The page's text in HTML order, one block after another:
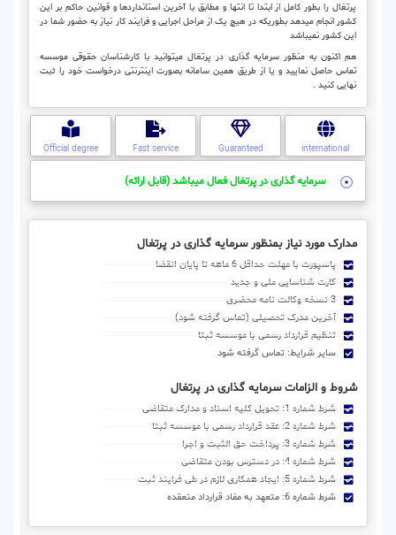
پرتغال را بطور کامل از ابتدا تا انتها و مطابق با آخرین استانداردها و قوانین حاکم بر این
کشور انجام میدهد بطوریکه در هیچ یک از مراحل اجرایی و فرایند کار نیاز به حضور شما در
این کشور نمیباشد
هم اکنون به منظور سرمایه گذاری در پرتغال میتوانید با کارشناسان حقوقی موسسه
تماس حاصل نمایید و یا از طریق همین سامانه بصورت اینترنتی درخواست خود را ثبت
نهایی کنید .
international
Guaranteed
Fast service
Official degree
سرمایه گذاری در پرتغال فعال میباشد (قابل ارائه)
مدارک مورد نیاز بمنظور سرمایه گذاری در پرتغال
پاسپورت با مهلت حداقل 6 ماهه تا پایان انقضا
کارت شناسایی ملی و جدید
3 نسخه وکالت نامه محضری
آخرین مدرک تحصیلی (تماس گرفته شود)
تنظیم قرارداد رسمی با موسسه ثبتا
سایر شرایط: تماس گرفته شود
شروط و الزامات سرمایه گذاری در پرتغال
شرط شماره 1: تحویل کلیه اسناد و مدارک متقاضی
شرط شماره 2: عقد قرارداد رسمی با موسسه ثبتا
شرط شماره 3: پرداخت حق الثبت و اجرا
شرط شماره 4: در دسترس بودن متقاضی
شرط شماره 5: ایجاد همکاری لازم در طی فرایند ثبت
شرط شماره 6: متعهد به مفاد قرارداد منعقده